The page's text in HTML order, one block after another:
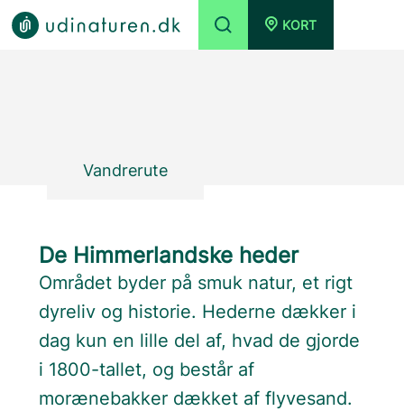
KORT
Vandrerute
De Himmerlandske heder
Området byder på smuk natur, et rigt
dyreliv og historie. Hederne dækker i
dag kun en lille del af, hvad de gjorde
i 1800-tallet, og består af
morænebakker dækket af flyvesand.